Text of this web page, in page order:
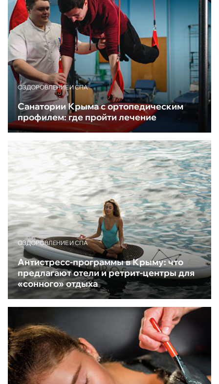
ОЗДОРОВЛЕНИЕ И СПА
Санатории Крыма с ортопедическим
профилем: где пройти лечение
ОЗДОРОВЛЕНИЕ И СПА
Антистресс-программы в Крыму: что
предлагают отели и ретрит-центры для
«сонного» отдыха